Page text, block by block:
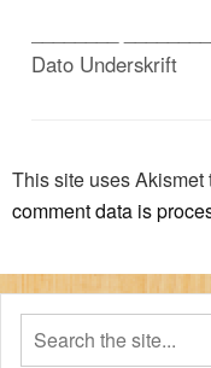
Dato Underskrift
This site uses Akismet
comment data is